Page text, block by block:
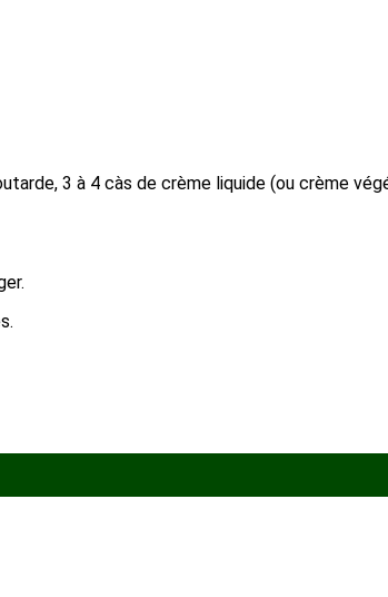
3 à 4 càs de crème liquide (ou crème